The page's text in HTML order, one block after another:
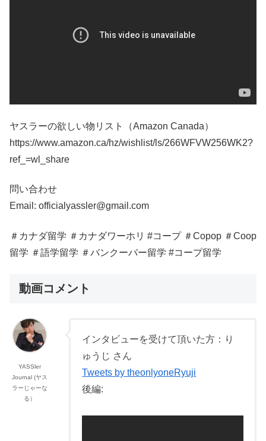
ヤスラーの欲しい物リスト（Amazon Canada）
https://www.amazon.ca/hz/wishlist/ls/266WFVW256WK2?
ref_=wl_share
問い合わせ
Email: officialyassler@gmail.com
＃カナダ留学 ＃カナダワーホリ #コープ ＃Copop ＃Coop
留学 ＃語学留学 ＃バンクーバー留学 #コープ留学
動画コメント
YASSler
Journal (ヤス
ラーじゃーな
る）
インタビューを受けて頂いた方：り
ゅうじ さん
Tweets by theonlyoneRyuji
後編: